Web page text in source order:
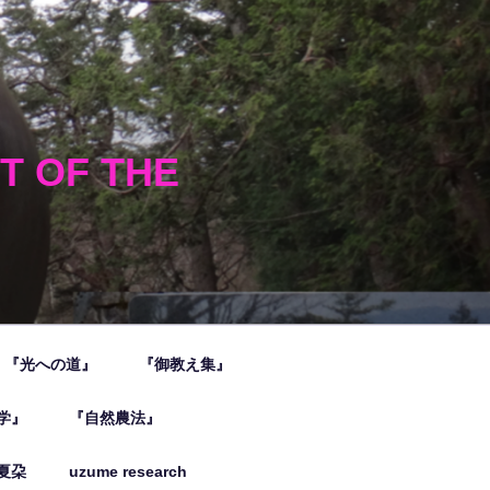
OF THE
『光への道』 『御教え集』
』 『自然農法』
朶 uzume research